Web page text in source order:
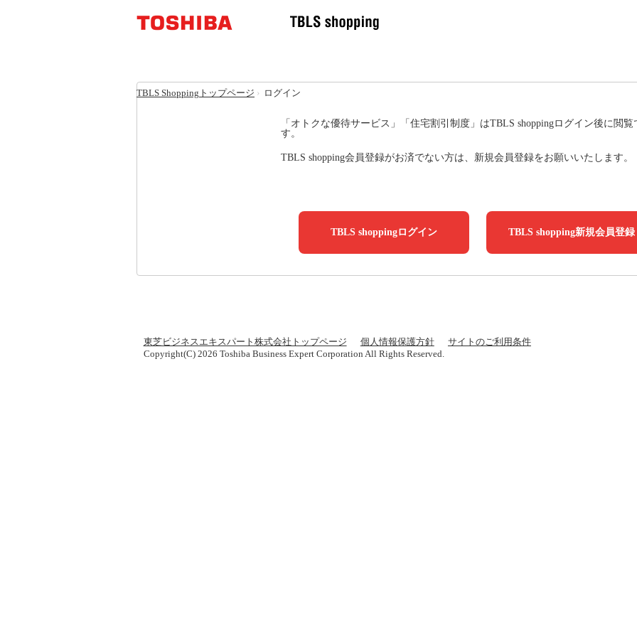
TBLS Shoppingトップページ › ログイン
「オトクな優待サービス」「住宅割引制度」はTBLS shoppingログイン後に閲覧
す。
TBLS shopping会員登録がお済でない方は、新規会員登録をお願いいたします。
TBLS shoppingログイン TBLS shopping新規会員登録
東芝ビジネスエキスパート株式会社トップページ 個人情報保護方針
サイトのご利用条件
Copyright(C) 2026 Toshiba Business Expert Corporation All Rights Reserved.